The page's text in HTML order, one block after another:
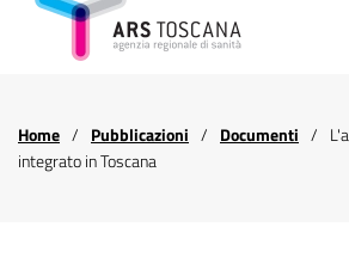
Home Pubblicazioni Documenti
integrato in Toscana